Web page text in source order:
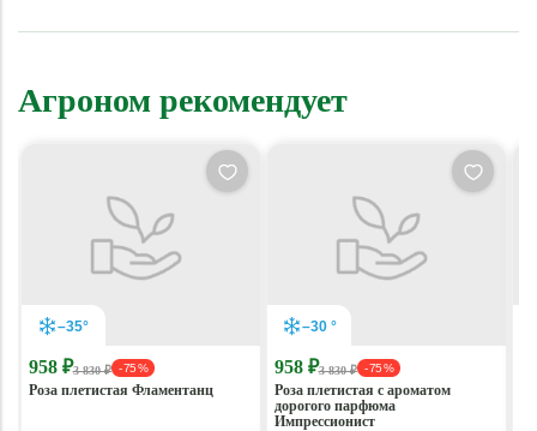
Агроном рекомендует
–35°
958 ₽3 830 ₽ - 75 %
Роза плетистая Фламентанц
–30 °
958 ₽3 830 ₽ - 75 %
Роза плетистая с ароматом
дорогого парфюма
Импрессионист